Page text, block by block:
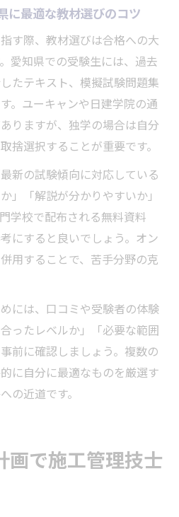
に最適な教材選びのコツ
す際、教材選びは合格への大
愛知県での受験生には、過去
たテキスト、模擬試験問題集
。ユーキャンや日建学院の通
りますが、独学の場合は自分
捨選択することが重要です。
新の試験傾向に対応している
」「解説が分かりやすいか」
学校で配布される無料資料
にすると良いでしょう。オン
用することで、苦手分野の克
には、口コミや受験者の体験
ったレベルか」「必要な範囲
前に確認しましょう。複数の
に自分に最適なものを厳選す
の近道です。
画で施工管理技士